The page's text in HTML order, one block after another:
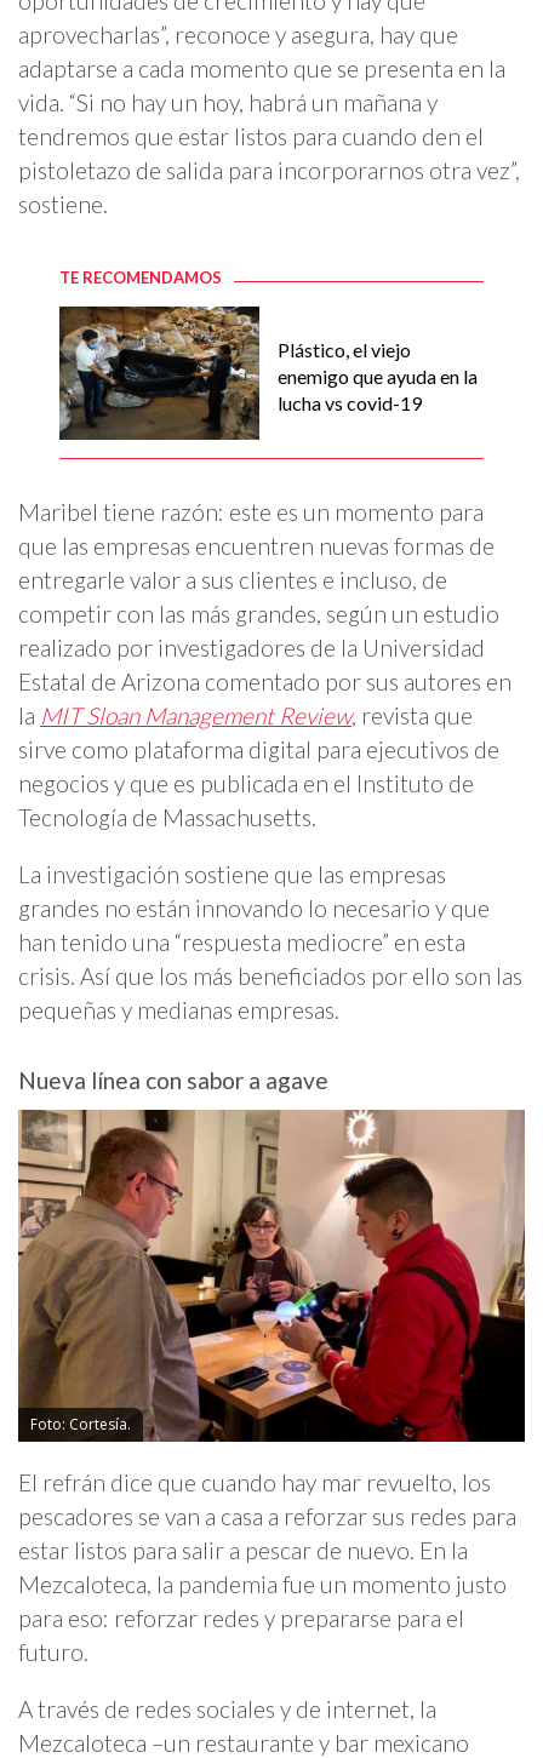
aprovecharlas”, reconoce y asegura, hay que
adaptarse a cada momento que se presenta en la
vida. “Si no hay un hoy, habrá un mañana y
tendremos que estar listos para cuando den el
pistoletazo de salida para incorporarnos otra vez”,
sostiene.
TE RECOMENDAMOS
Plástico, el viejo
enemigo que ayuda en la
lucha vs covid-19
Maribel tiene razón: este es un momento para
que las empresas encuentren nuevas formas de
entregarle valor a sus clientes e incluso, de
competir con las más grandes, según un estudio
realizado por investigadores de la Universidad
Estatal de Arizona comentado por sus autores en
la MIT Sloan Management Review, revista que
sirve como plataforma digital para ejecutivos de
negocios y que es publicada en el Instituto de
Tecnología de Massachusetts.
La investigación sostiene que las empresas
grandes no están innovando lo necesario y que
han tenido una “respuesta mediocre” en esta
crisis. Así que los más beneficiados por ello son las
pequeñas y medianas empresas.
Nueva línea con sabor a agave
Foto: Cortesía.
El refrán dice que cuando hay mar revuelto, los
pescadores se van a casa a reforzar sus redes para
estar listos para salir a pescar de nuevo. En la
Mezcaloteca, la pandemia fue un momento justo
para eso: reforzar redes y prepararse para el
futuro.
A través de redes sociales y de internet, la
Mezcaloteca –un restaurante y bar mexicano